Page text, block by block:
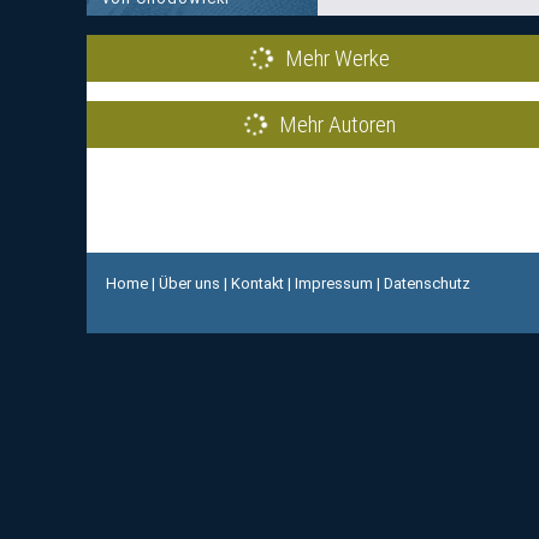
Mehr Werke
Mehr Autoren
Home | Über uns | Kontakt | Impressum | Datenschutz